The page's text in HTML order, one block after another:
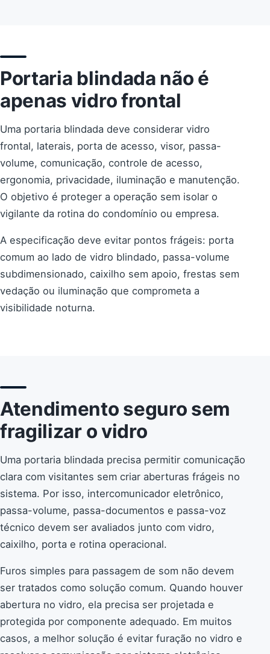
Portaria blindada não é
apenas vidro frontal
Uma portaria blindada deve considerar vidro
frontal, laterais, porta de acesso, visor, passa-
volume, comunicação, controle de acesso,
ergonomia, privacidade, iluminação e manutenção.
O objetivo é proteger a operação sem isolar o
vigilante da rotina do condomínio ou empresa.
A especificação deve evitar pontos frágeis: porta
comum ao lado de vidro blindado, passa-volume
subdimensionado, caixilho sem apoio, frestas sem
vedação ou iluminação que comprometa a
visibilidade noturna.
Atendimento seguro sem
fragilizar o vidro
Uma portaria blindada precisa permitir comunicação
clara com visitantes sem criar aberturas frágeis no
sistema. Por isso, intercomunicador eletrônico,
passa-volume, passa-documentos e passa-voz
técnico devem ser avaliados junto com vidro,
caixilho, porta e rotina operacional.
Furos simples para passagem de som não devem
ser tratados como solução comum. Quando houver
abertura no vidro, ela precisa ser projetada e
protegida por componente adequado. Em muitos
casos, a melhor solução é evitar furação no vidro e